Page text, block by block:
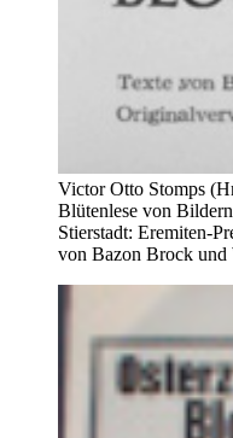
Victor Otto Stomps
Blütenlese von
Stierstadt: Eremiten-
von Bazon Brock und